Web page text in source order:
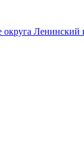
округа